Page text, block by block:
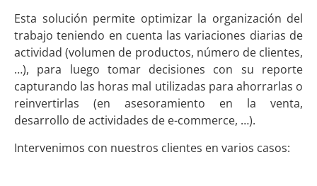
Esta solución permite optimizar la organización del
trabajo teniendo en cuenta las variaciones diarias de
actividad (volumen de productos, número de clientes,
…), para luego tomar decisiones con su reporte
capturando las horas mal utilizadas para ahorrarlas o
reinvertirlas (en asesoramiento en la venta,
desarrollo de actividades de e-commerce, …).
Intervenimos con nuestros clientes en varios casos: